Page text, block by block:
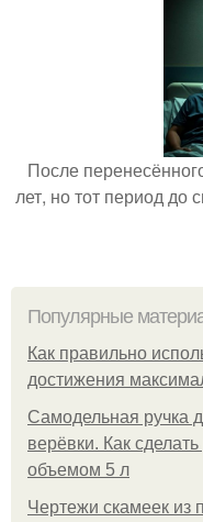
После
лет, но тот период до
Популярные
Как правильно
достижения
Самодельная ручка
верёвки. Как
объемом 5 л
Чертежи скамеек из